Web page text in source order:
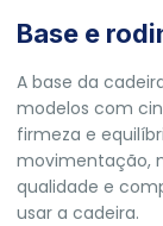
Base e
A base da
modelos com
firmeza e
movimentação,
qualidade e
usar a cadeira.